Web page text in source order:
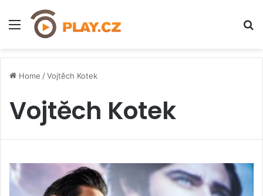
Menu
Home /Vojtěch Kotek
Vojtěch Kotek